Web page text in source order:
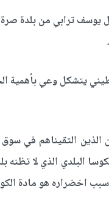
يوسف ترابي من بلدة
يتشكل وعي بأهمية
الذين التقيناهم في
البلدي الذي لا تظنه
اخضراره هو مادة